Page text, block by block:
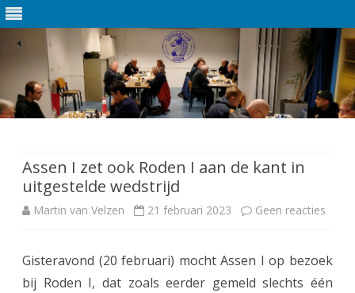
de
inhoud
Assen I zet ook Roden I aan de kant in
uitgestelde wedstrijd
Martin van Velzen 21 februari 2023 Geen reacties
A
Gisteravond (20 februari) mocht Assen I op bezoek
bij Roden I, dat zoals eerder gemeld slechts één